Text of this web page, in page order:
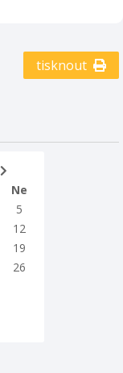
tisknout
Ne
5
12
19
26